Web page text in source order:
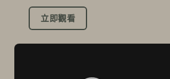
立即觀看